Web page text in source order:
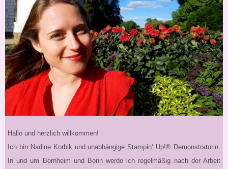
Hallo und herzlich willkommen!
Ich bin Nadine Korbik und unabhängige Stampin‘ Up!® Demonstratorin.
In und um Bornheim und Bonn werde ich regelmäßig nach der Arbeit